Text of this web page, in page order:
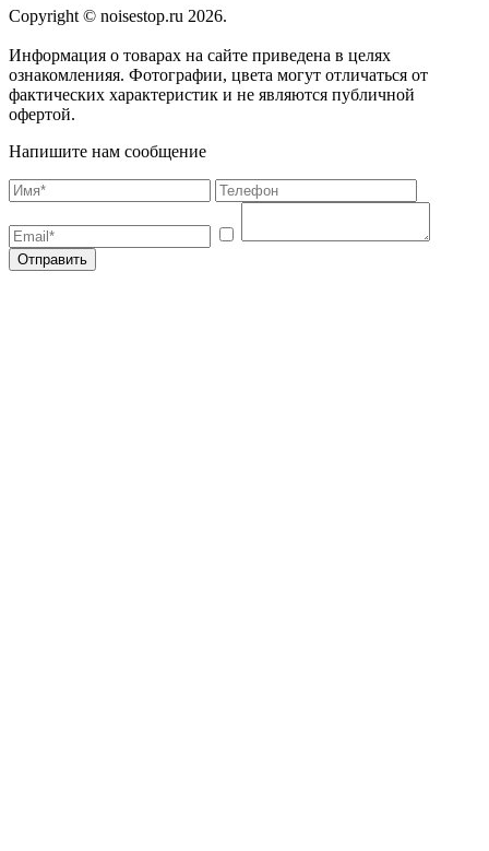
Copyright © noisestop.ru 2026.
Информация о товарах на сайте приведена в целях
ознакомленияя. Фотографии, цвета могут отличаться от
фактических характеристик и не являются публичной
офертой.
Напишите нам сообщение
Отправить